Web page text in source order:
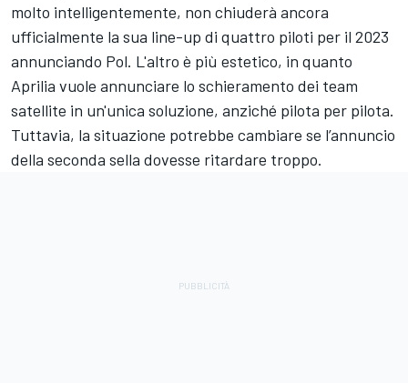
molto intelligentemente, non chiuderà ancora
ufficialmente la sua line-up di quattro piloti per il 2023
annunciando Pol. L'altro è più estetico, in quanto
Aprilia vuole annunciare lo schieramento dei team
satellite in un'unica soluzione, anziché pilota per pilota.
Tuttavia, la situazione potrebbe cambiare se l’annuncio
della seconda sella dovesse ritardare troppo.